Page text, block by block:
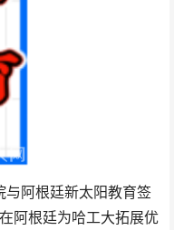
阿根廷新太阳教育签
阿根廷为哈工大拓展优